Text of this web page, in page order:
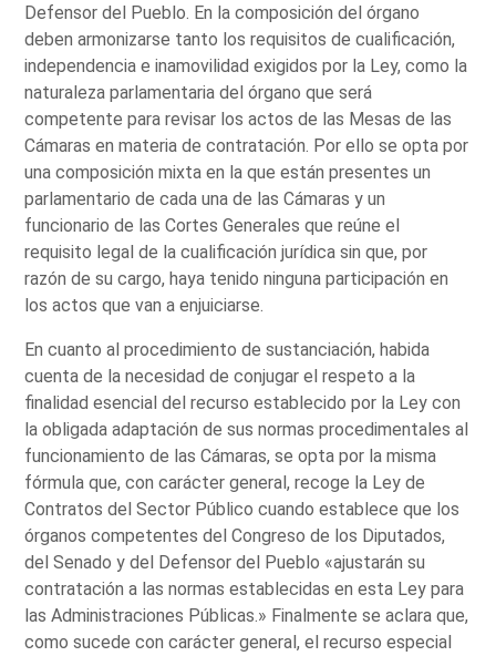
Defensor del Pueblo. En la composición del órgano
deben armonizarse tanto los requisitos de cualificación,
independencia e inamovilidad exigidos por la Ley, como la
naturaleza parlamentaria del órgano que será
competente para revisar los actos de las Mesas de las
Cámaras en materia de contratación. Por ello se opta por
una composición mixta en la que están presentes un
parlamentario de cada una de las Cámaras y un
funcionario de las Cortes Generales que reúne el
requisito legal de la cualificación jurídica sin que, por
razón de su cargo, haya tenido ninguna participación en
los actos que van a enjuiciarse.
En cuanto al procedimiento de sustanciación, habida
cuenta de la necesidad de conjugar el respeto a la
finalidad esencial del recurso establecido por la Ley con
la obligada adaptación de sus normas procedimentales al
funcionamiento de las Cámaras, se opta por la misma
fórmula que, con carácter general, recoge la Ley de
Contratos del Sector Público cuando establece que los
órganos competentes del Congreso de los Diputados,
del Senado y del Defensor del Pueblo «ajustarán su
contratación a las normas establecidas en esta Ley para
las Administraciones Públicas.» Finalmente se aclara que,
como sucede con carácter general, el recurso especial